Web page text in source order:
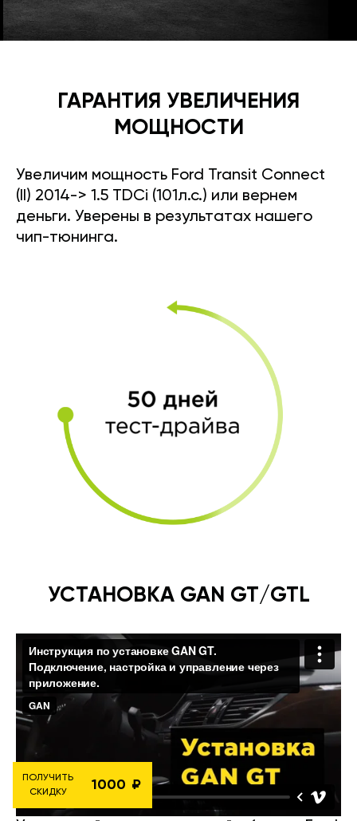
ГАРАНТИЯ УВЕЛИЧЕНИЯ
МОЩНОСТИ
Увеличим мощность Ford Transit Connect
(II) 2014-> 1.5 TDCi (101л.с.) или вернем
деньги. Уверены в результатах нашего
чип-тюнинга.
УСТАНОВКА GAN GT/GTL
ПОЛУЧИТЬ
СКИДКУ
1000